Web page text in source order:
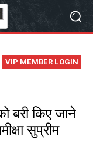
VIP MEMBER LOGIN
बरी किए जाने
सुप्रीम